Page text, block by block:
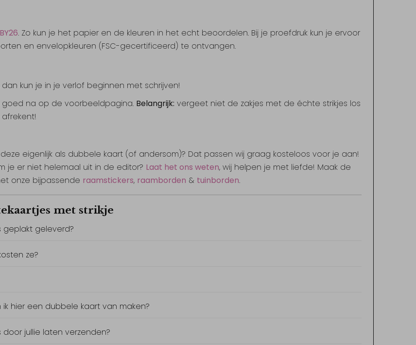
. Zo kun je het papier en de kleuren in het echt beoordelen. Bij je proefdruk kun je ervoor
en envelopkleuren (FSC-gecertificeerd) te ontvangen.
kun je in je verlof beginnen met schrijven!
na op de voorbeeldpagina. Belangrijk: vergeet niet de zakjes met de échte strikjes los
eigenlijk als dubbele kaart (of andersom)? Dat passen wij graag kosteloos voor je aan!
je er niet helemaal uit in de editor? Laat het ons weten, wij helpen je met liefde! Maak de
onze bijpassende raamstickers, raamborden & tuinborden.
met strikje
geleverd?
ze?
hier een dubbele kaart van maken?
jullie laten verzenden?